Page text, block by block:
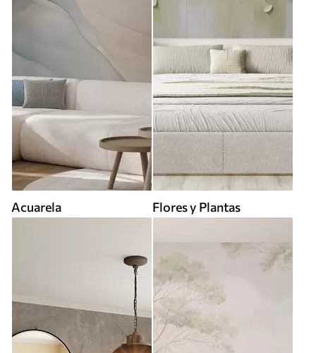
Acuarela Flores y Plantas